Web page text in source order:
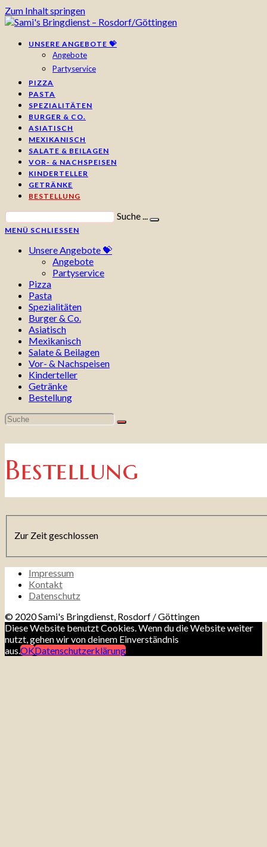
Zum Inhalt springen
UNSERE ANGEBOTE 💝
Angebote
Partyservice
PIZZA
PASTA
SPEZIALITÄTEN
BURGER & CO.
ASIATISCH
MEXIKANISCH
SALATE & BEILAGEN
VOR- & NACHSPEISEN
KINDERTELLER
GETRÄNKE
BESTELLUNG
Suche ...
MENÜ SCHLIESSEN
Unsere Angebote 💝
Angebote
Partyservice
Pizza
Pasta
Spezialitäten
Burger & Co.
Asiatisch
Mexikanisch
Salate & Beilagen
Vor- & Nachspeisen
Kinderteller
Getränke
Bestellung
Bestellung
Zur Zeit geschlossen
Impressum
Kontakt
Datenschutz
© 2020 Sami's Bringdienst, Rosdorf / Göttingen
Diese Website benutzt Cookies. Wenn du die Website weiter
nutzt, gehen wir von deinem Einverständnis
aus.OKDatenschutzerklärung